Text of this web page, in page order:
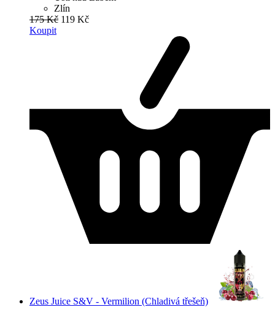
Zlín
175 Kč 119 Kč
Koupit
Zeus Juice S&V - Vermilion (Chladivá třešeň)